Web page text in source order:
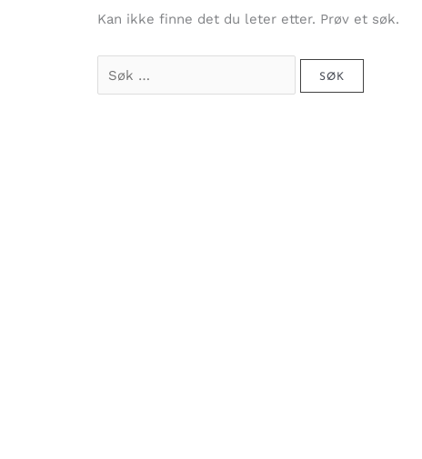
Kan ikke finne det du leter etter. Prøv et søk.
etter: